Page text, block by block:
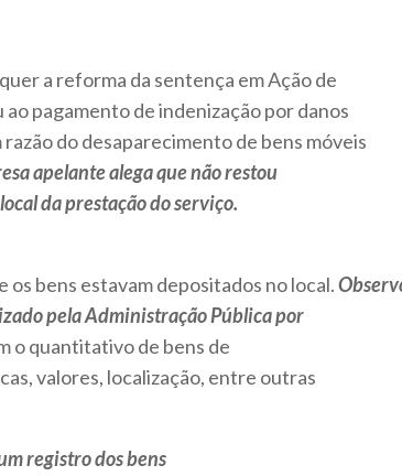
a reforma da sentença em Ação de
pagamento de indenização por danos
do desaparecimento de bens móveis
apelante alega que não restou
da prestação do serviço.
bens estavam depositados no local.
pela Administração Pública por
o quantitativo de bens de
valores, localização, entre outras
registro dos bens